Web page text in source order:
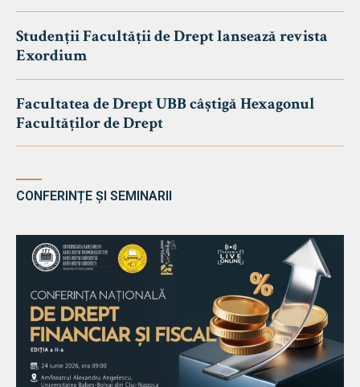
Studenții Facultății de Drept lansează revista
Exordium
Facultatea de Drept UBB câștigă Hexagonul
Facultăților de Drept
CONFERINȚE ȘI SEMINARII